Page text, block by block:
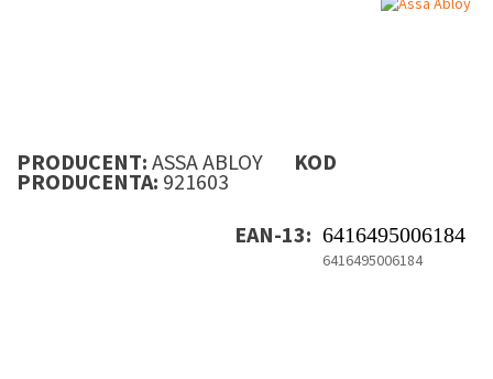
PRODUCENT: ASSA ABLOY KOD
PRODUCENTA: 921603
EAN-13: 6416495006184
6416495006184